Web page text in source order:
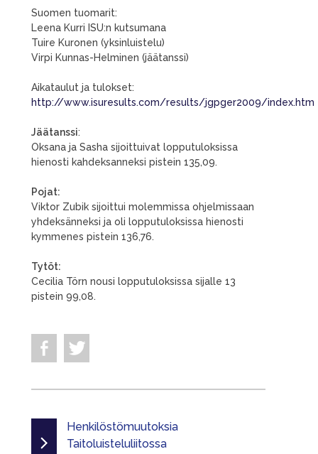
Suomen tuomarit:
Leena Kurri ISU:n kutsumana
Tuire Kuronen (yksinluistelu)
Virpi Kunnas-Helminen (jäätanssi)
Aikataulut ja tulokset:
http://www.isuresults.com/results/jgpger2009/index.htm
Jäätanssi:
Oksana ja Sasha sijoittuivat lopputuloksissa
hienosti kahdeksanneksi pistein 135,09.
Pojat:
Viktor Zubik sijoittui molemmissa ohjelmissaan
yhdeksänneksi ja oli lopputuloksissa hienosti
kymmenes pistein 136,76.
Tytöt:
Cecilia Törn nousi lopputuloksissa sijalle 13
pistein 99,08.
Henkilöstömuutoksia
Taitoluisteluliitossa